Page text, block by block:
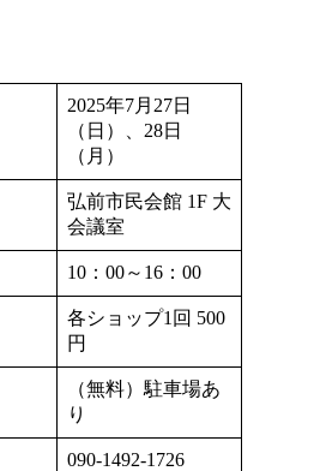
2025年7月27日
（日）、28日
（月）
弘前市民会館 1F 大
会議室
10：00～16：00
各ショップ1回 500
円
（無料）駐車場あ
り
090-1492-1726